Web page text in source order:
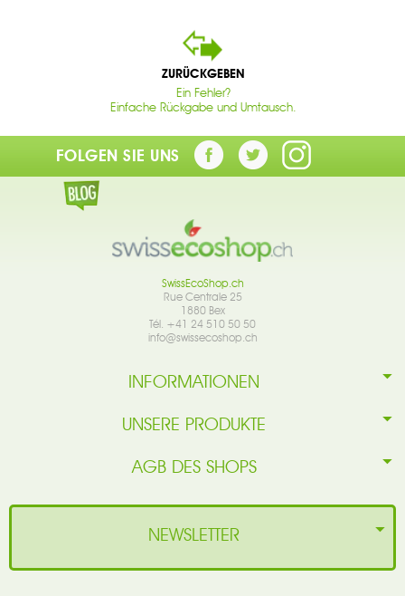
ZURÜCKGEBEN
Ein Fehler?
Einfache Rückgabe und Umtausch.
FOLGEN SIE UNS
SwissEcoShop.ch
Rue Centrale 25
1880 Bex
Tél. +41 24 510 50 50
info@swissecoshop.ch
INFORMATIONEN
UNSERE PRODUKTE
AGB DES SHOPS
NEWSLETTER